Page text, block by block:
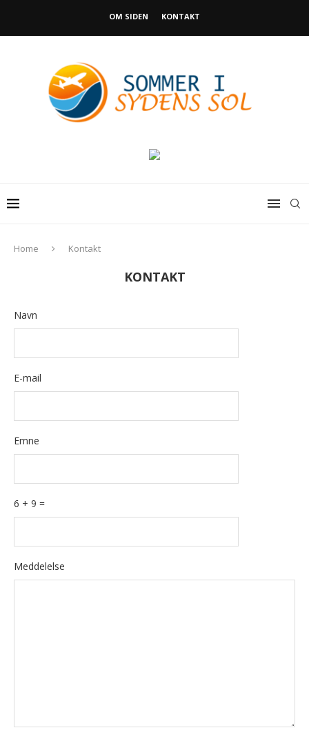
OM SIDEN KONTAKT
Home Kontakt
KONTAKT
Navn
E-mail
Emne
6 + 9 =
Please
ignore
Please
ignore
Meddelelse